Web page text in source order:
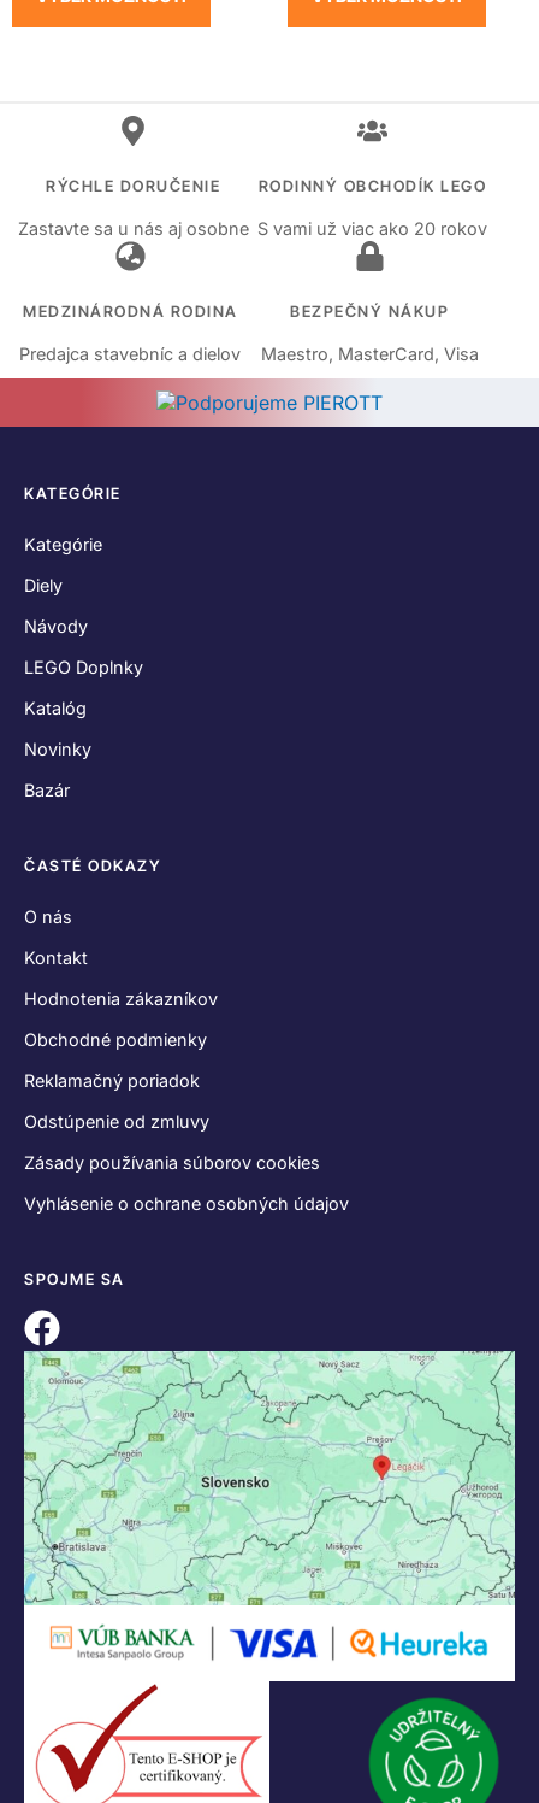
RÝCHLE DORUČENIE
Zastavte sa u nás aj osobne
RODINNÝ OBCHODÍK LEGO
S vami už viac ako 20 rokov
MEDZINÁRODNÁ RODINA
Predajca stavebníc a dielov
BEZPEČNÝ NÁKUP
Maestro, MasterCard, Visa
KATEGÓRIE
Kategórie
Diely
Návody
LEGO Doplnky
Katalóg
Novinky
Bazár
ČASTÉ ODKAZY
O nás
Kontakt
Hodnotenia zákazníkov
Obchodné podmienky
Reklamačný poriadok
Odstúpenie od zmluvy
Zásady používania súborov cookies
Vyhlásenie o ochrane osobných údajov
SPOJME SA